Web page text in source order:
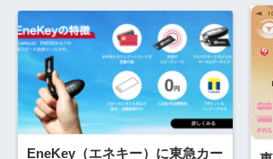
EneKey（エネキー）に東急カー